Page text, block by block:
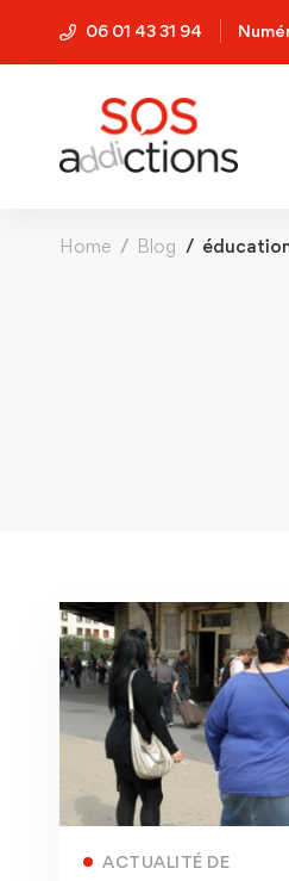
06 01 43 31 94
Home Blog
Read more
ACTUALITÉ DE